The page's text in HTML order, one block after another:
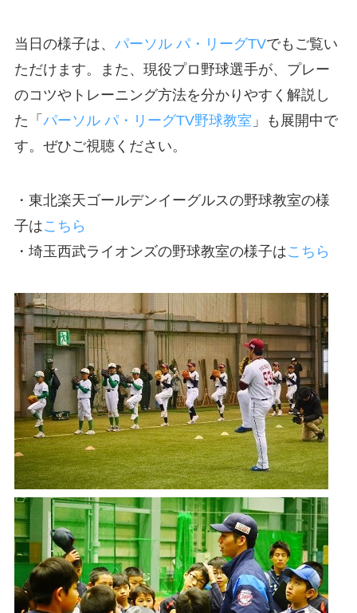
当日の様子は、 パーソル パ・リーグTVでもご覧い
ただけます。また、現役プロ野球選手が、プレー
のコツやトレーニング方法を分かりやすく解説し
た「 パーソル パ・リーグTV野球教室 」も展開中で
す。ぜひご視聴ください。
・東北楽天ゴールデンイーグルスの野球教室の様
子はこちら
・埼玉西武ライオンズの野球教室の様子はこちら